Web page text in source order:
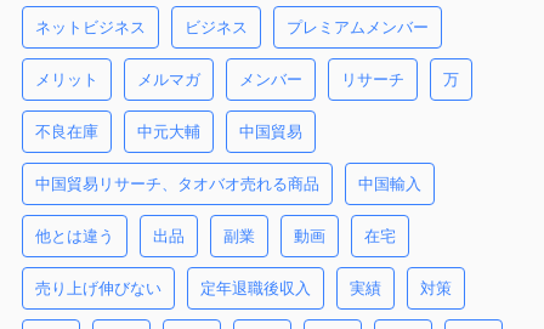
ネットビジネス ビジネス プレミアムメンバー
メリット メルマガ メンバー リサーチ 万
不良在庫 中元大輔 中国貿易
中国貿易リサーチ、タオバオ売れる商品 中国輸入
他とは違う 出品 副業 動画 在宅
売り上げ伸びない 定年退職後収入 実績 対策